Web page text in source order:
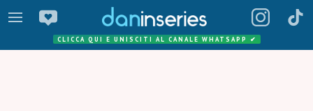
CLICCA QUI E UNISCITI AL CANALE WHATSAPP ✔